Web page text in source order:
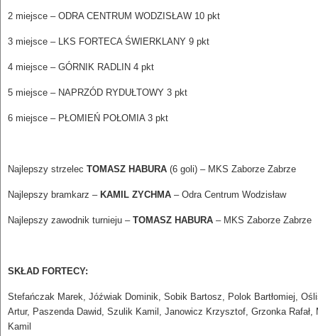
2 miejsce – ODRA CENTRUM WODZISŁAW 10 pkt
3 miejsce – LKS FORTECA ŚWIERKLANY 9 pkt
4 miejsce – GÓRNIK RADLIN 4 pkt
5 miejsce – NAPRZÓD RYDUŁTOWY 3 pkt
6 miejsce – PŁOMIEŃ POŁOMIA 3 pkt
Najlepszy strzelec TOMASZ HABURA (6 goli) – MKS Zaborze Zabrze
Najlepszy bramkarz – KAMIL ZYCHMA – Odra Centrum Wodzisław
Najlepszy zawodnik turnieju – TOMASZ HABURA – MKS Zaborze Zabrze
SKŁAD FORTECY:
Stefańczak Marek, Jóźwiak Dominik, Sobik Bartosz, Polok Bartłomiej,
Artur, Paszenda Dawid, Szulik Kamil, Janowicz Krzysztof, Grzonka Rafał,
Kamil